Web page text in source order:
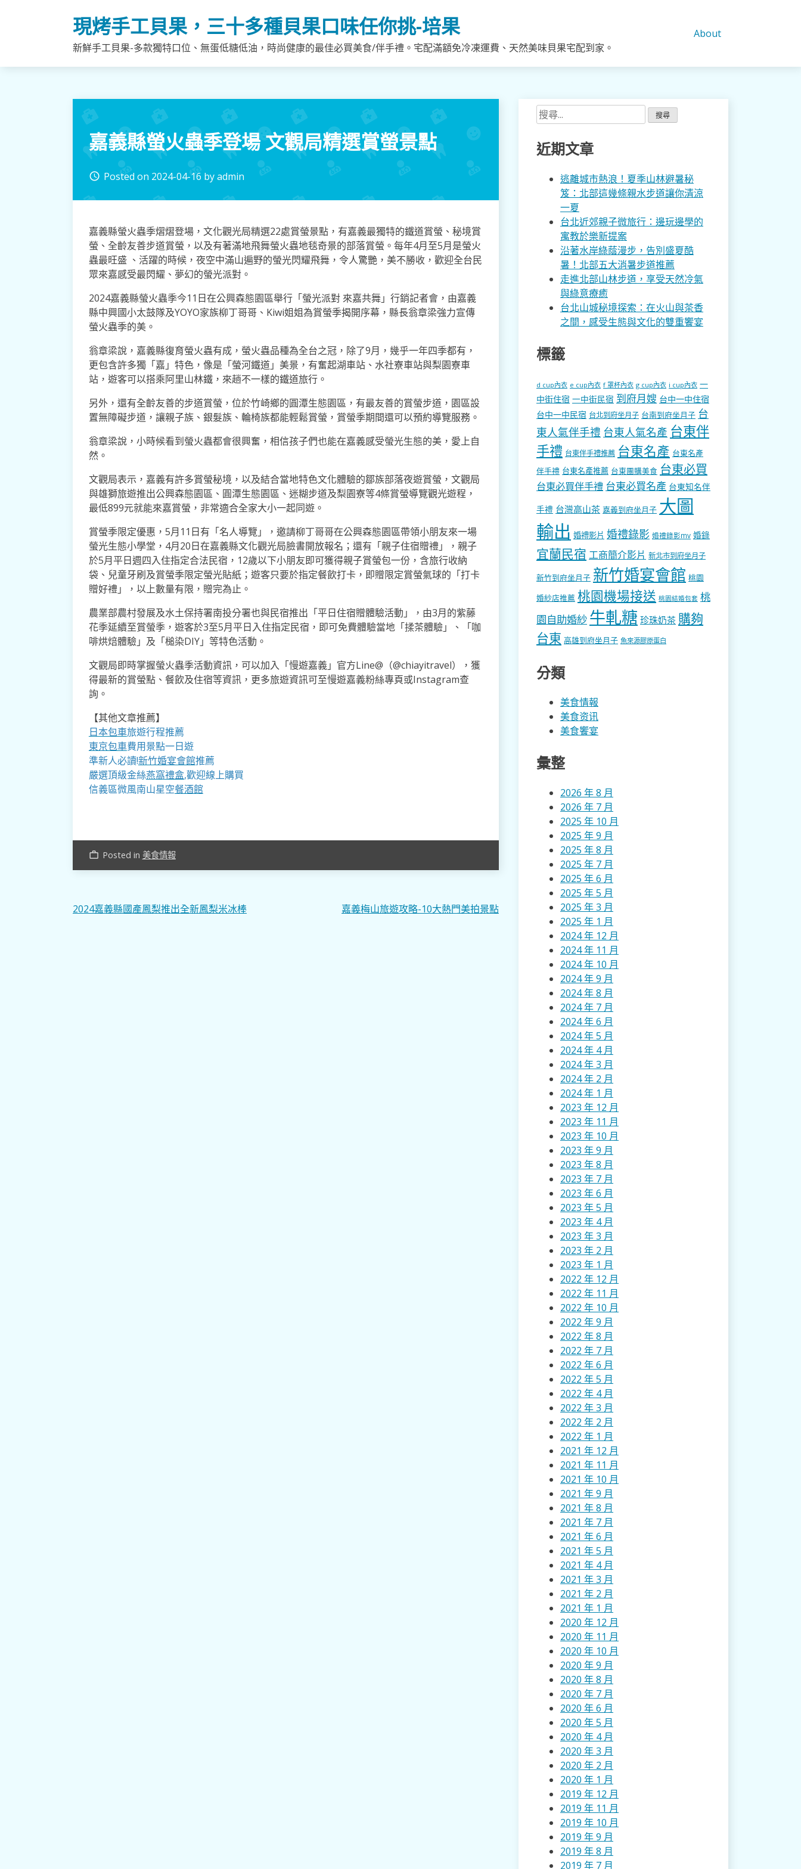
現烤手工貝果，三十多種貝果口味任你挑-培果
新鮮手工貝果-多款獨特口位、無蛋低糖低油，時尚健康的最佳必買美食/伴手禮。宅配滿額免冷凍運費、天然美味貝果宅配到家。
About
嘉義縣螢火蟲季登場 文觀局精選賞螢景點
access_time Posted on 2024-04-16 byadmin
嘉義縣螢火蟲季熠熠登場，文化觀光局精選22處賞螢景點，有嘉義最獨特的鐵道賞螢、秘境賞
螢、全齡友善步道賞螢，以及有著滿地飛舞螢火蟲地毯奇景的部落賞螢。每年4月至5月是螢火
蟲最旺盛 、活躍的時候，夜空中滿山遍野的螢光閃耀飛舞，令人驚艷，美不勝收，歡迎全台民
眾來嘉感受最閃耀、夢幻的螢光派對。
2024嘉義縣螢火蟲季今11日在公興森態園區舉行「螢光派對 來嘉共舞」行銷記者會，由嘉義
縣中興國小太鼓隊及YOYO家族柳丁哥哥、Kiwi姐姐為賞螢季揭開序幕，縣長翁章梁強力宣傳
螢火蟲季的美。
翁章梁說，嘉義縣復育螢火蟲有成，螢火蟲品種為全台之冠，除了9月，幾乎一年四季都有，
更包含許多獨「嘉」特色，像是「螢河鐵道」美景，有奮起湖車站、水社寮車站與梨園寮車
站，遊客可以搭乘阿里山林鐵，來趟不一樣的鐵道旅行。
另外，還有全齡友善的步道賞螢，位於竹崎鄉的圓潭生態園區，有最友善的賞螢步道，園區設
置無障礙步道，讓親子族、銀髮族、輪椅族都能輕鬆賞螢，賞螢季期間還可以預約導覽服務。
翁章梁說，小時候看到螢火蟲都會很興奮，相信孩子們也能在嘉義感受螢光生態的美，愛上自
然。
文觀局表示，嘉義有許多賞螢秘境，以及結合當地特色文化體驗的鄒族部落夜遊賞螢，文觀局
與雄獅旅遊推出公興森態園區、圓潭生態園區、迷糊步道及梨園寮等4條賞螢導覽觀光遊程，
最低899元就能來嘉賞螢，非常適合全家大小一起同遊。
賞螢季限定優惠，5月11日有「名人導覽」，邀請柳丁哥哥在公興森態園區帶領小朋友來一場
螢光生態小學堂，4月20日在嘉義縣文化觀光局臉書開放報名；還有「親子住宿贈禮」，親子
於5月平日週四入住指定合法民宿，12歲以下小朋友即可獲得親子賞螢包一份，含旅行收納
袋、兒童牙刷及賞螢季限定螢光貼紙；遊客只要於指定餐飲打卡，即贈限定賞螢氣球的「打卡
贈好禮」，以上數量有限，贈完為止。
農業部農村發展及水土保持署南投分署也與民宿推出「平日住宿贈體驗活動」，由3月的紫藤
花季延續至賞螢季，遊客於3至5月平日入住指定民宿，即可免費體驗當地「揉茶體驗」、「咖
啡烘焙體驗」及「槌染DIY」等特色活動。
文觀局即時掌握螢火蟲季活動資訊，可以加入「慢遊嘉義」官方Line@（@chiayitravel），獲
得最新的賞螢點、餐飲及住宿等資訊，更多旅遊資訊可至慢遊嘉義粉絲專頁或Instagram查
詢。
【其他文章推薦】
日本包車旅遊行程推薦
東京包車費用景點一日遊
準新人必讀!新竹婚宴會館推薦
嚴選頂級金絲燕窩禮盒,歡迎線上購買
信義區微風南山星空餐酒館
work_outline Posted in 美食情報
文
2024嘉義縣國產鳳梨推出全新鳳梨米冰棒 嘉義梅山旅遊攻略-10大熱門美拍景點
搜
尋
關
鍵
近期文章
逃離城市熱浪！夏季山林避暑秘
笈：北部這幾條親水步道讓你清涼
一夏
台北近郊親子微旅行：邊玩邊學的
寓教於樂新提案
沿著水岸綠蔭漫步，告別盛夏酷
暑！北部五大消暑步道推薦
走進北部山林步道，享受天然冷氣
與綠意療癒
台北山城秘境探索：在火山與茶香
之間，感受生態與文化的雙重饗宴
標籤
d cup內衣 e cup內衣 f 罩杯內衣 g cup內衣 i cup內衣 一
中街住宿 一中街民宿 到府月嫂 台中一中住宿
台中一中民宿 台北到府坐月子 台南到府坐月子 台
東人氣伴手禮 台東人氣名產 台東伴
手禮 台東伴手禮推薦 台東名產 台東名產
伴手禮 台東名產推薦 台東團購美食 台東必買
台東必買伴手禮 台東必買名產 台東知名伴
手禮 台灣高山茶 嘉義到府坐月子 大圖
輸出 婚禮影片 婚禮錄影 婚禮錄影mv 婚錄
宜蘭民宿 工商簡介影片 新北市到府坐月子
新竹到府坐月子 新竹婚宴會館 桃園
婚紗店推薦 桃園機場接送 桃園結婚包套 桃
園自助婚紗 牛軋糖 珍珠奶茶 購夠
台東 高雄到府坐月子 魚來源膠原蛋白
分類
美食情報
美食资讯
美食饗宴
彙整
2026 年 8 月
2026 年 7 月
2025 年 10 月
2025 年 9 月
2025 年 8 月
2025 年 7 月
2025 年 6 月
2025 年 5 月
2025 年 3 月
2025 年 1 月
2024 年 12 月
2024 年 11 月
2024 年 10 月
2024 年 9 月
2024 年 8 月
2024 年 7 月
2024 年 6 月
2024 年 5 月
2024 年 4 月
2024 年 3 月
2024 年 2 月
2024 年 1 月
2023 年 12 月
2023 年 11 月
2023 年 10 月
2023 年 9 月
2023 年 8 月
2023 年 7 月
2023 年 6 月
2023 年 5 月
2023 年 4 月
2023 年 3 月
2023 年 2 月
2023 年 1 月
2022 年 12 月
2022 年 11 月
2022 年 10 月
2022 年 9 月
2022 年 8 月
2022 年 7 月
2022 年 6 月
2022 年 5 月
2022 年 4 月
2022 年 3 月
2022 年 2 月
2022 年 1 月
2021 年 12 月
2021 年 11 月
2021 年 10 月
2021 年 9 月
2021 年 8 月
2021 年 7 月
2021 年 6 月
2021 年 5 月
2021 年 4 月
2021 年 3 月
2021 年 2 月
2021 年 1 月
2020 年 12 月
2020 年 11 月
2020 年 10 月
2020 年 9 月
2020 年 8 月
2020 年 7 月
2020 年 6 月
2020 年 5 月
2020 年 4 月
2020 年 3 月
2020 年 2 月
2020 年 1 月
2019 年 12 月
2019 年 11 月
2019 年 10 月
2019 年 9 月
2019 年 8 月
2019 年 7 月